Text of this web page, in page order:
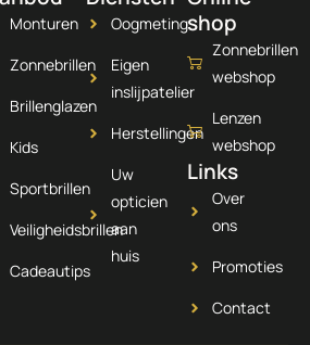
Monturen
Zonnebrillen
Brillenglazen
Kids
Sportbrillen
Veiligheidsbrillen
Cadeautips
Oogmeting
Eigen
inslijpatelier
Herstellingen
Uw
opticien
aan
huis
shop
Zonnebrillen
webshop
Lenzen
webshop
Links
Over
ons
Promoties
Contact